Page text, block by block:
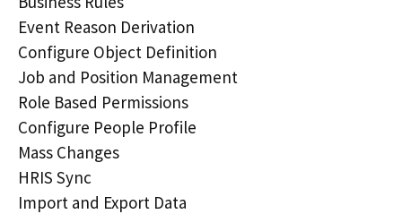
Event Reason Derivation
Configure Object Definition
Job and Position Management
Role Based Permissions
Configure People Profile
Mass Changes
HRIS Sync
Import and Export Data